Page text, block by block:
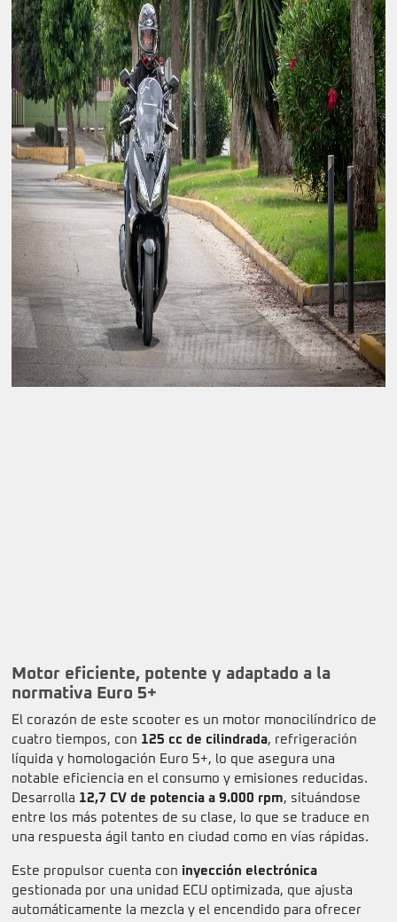
Motor eficiente, potente y adaptado a la
normativa Euro 5+
El corazón de este scooter es un motor monocilíndrico de
cuatro tiempos, con 125 cc de cilindrada, refrigeración
líquida y homologación Euro 5+, lo que asegura una
notable eficiencia en el consumo y emisiones reducidas.
Desarrolla 12,7 CV de potencia a 9.000 rpm, situándose
entre los más potentes de su clase, lo que se traduce en
una respuesta ágil tanto en ciudad como en vías rápidas.
Este propulsor cuenta con inyección electrónica
gestionada por una unidad ECU optimizada, que ajusta
automáticamente la mezcla y el encendido para ofrecer